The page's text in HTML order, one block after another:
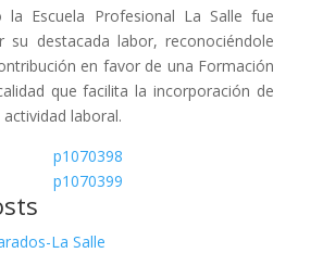
la Escuela Profesional La Salle fue
su destacada labor, reconociéndole
en favor de una Formación
que facilita la incorporación de
laboral.
La Salle